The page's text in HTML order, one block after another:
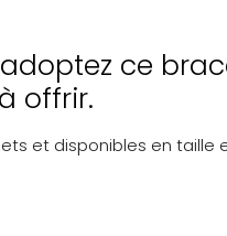
ce
offrir.
et disponibles en taille